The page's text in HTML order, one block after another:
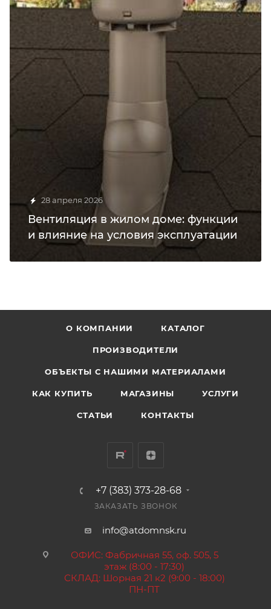
28 апреля 2026
Вентиляция в жилом доме: функции
и влияние на условия эксплуатации
О КОМПАНИИ КАТАЛОГ
ПРОИЗВОДИТЕЛИ
ОБЪЕКТЫ С НАШИМИ МАТЕРИАЛАМИ
КАК КУПИТЬ МАГАЗИНЫ УСЛУГИ
СТАТЬИ КОНТАКТЫ
+7 (383) 373-28-68
ЗАКАЗАТЬ ЗВОНОК
info@atdomnsk.ru
ОФИС: Фабричная 55, оф. 505, 5
этаж (8:00 - 17:30)
СКЛАД: Шорная 21 к2 (9:00 - 18:00)
ПН-ПТ